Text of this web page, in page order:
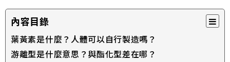
內容目錄
葉黃素是什麼？人體可以自行製造嗎？
游離型是什麼意思？與酯化型差在哪？